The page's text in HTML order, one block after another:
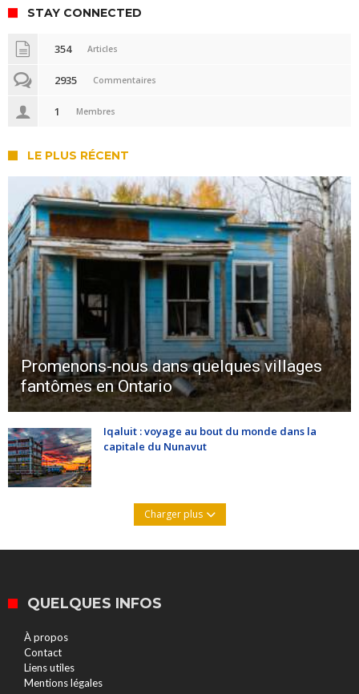
STAY CONNECTED
354 Articles
2935 Commentaires
1 Membres
LE PLUS RÉCENT
Promenons-nous dans quelques villages
fantômes en Ontario
Iqaluit : voyage au bout du monde dans la
capitale du Nunavut
Charger plus
QUELQUES INFOS
À propos
Contact
Liens utiles
Mentions légales